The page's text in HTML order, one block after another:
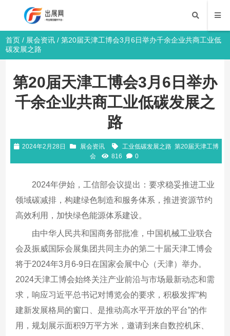
首页 / 展会资讯 / 第20届天津工博会3月6日举办千余企业共商工业低
碳发展之路
第20届天津工博会3月6日举办
千余企业共商工业低碳发展之
路
2024年2月28日 展会资讯 工业低碳发展之路 第20届天津工博
会
816 0
2024年伊始，工信部会议提出：要求稳妥推进工业
领域碳减排，构建绿色制造和服务体系，推进资源节约
高效利用，加快绿色能源体系建设。
由中华人民共和国商务部批准，中国机械工业联合
会及振威国际会展集团共同主办的第二十届天津工博会
将于2024年3月6-9日在国家会展中心（天津）举办。
2024天津工博会始终关注产业前沿与市场最新动态和需
求，响应习近平总书记对博览会的要求，积极发挥“构
建新发展格局的窗口、是推动高水平开放的平台”的作
用，规划展示面积9万平方米，邀请到来自数控机床、